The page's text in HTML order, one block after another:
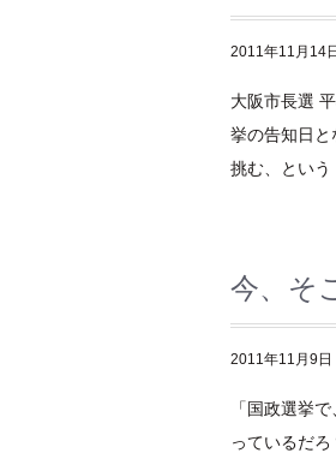
2011年11月14
大阪市長選
挙の告知日
挑む、という
今、そ
2011年11月9日
「国政選挙
っているだ